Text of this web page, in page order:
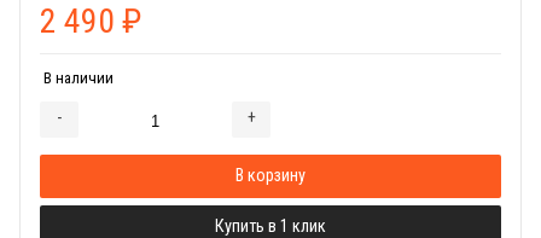
2 490 ₽
В наличии
- +
В корзину
Купить в 1 клик